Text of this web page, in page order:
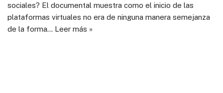
sociales? El documental muestra como el inicio de las
plataformas virtuales no era de ninguna manera semejanza
de la forma… Leer más »